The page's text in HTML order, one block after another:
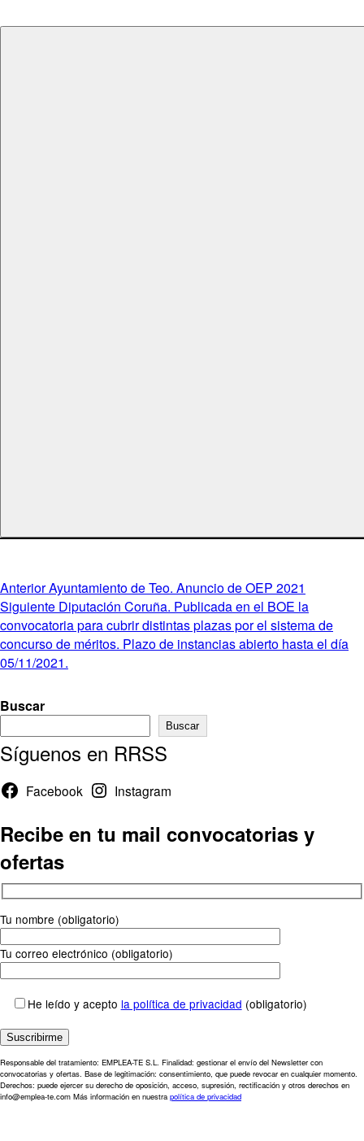
Navegación
de
entradas
AnteriorEntrada
anterior:
Ayuntamiento de Teo. Anuncio de OEP 2021
Siguiente Entrada
siguiente:
Diputación Coruña. Publicada en el BOE la
convocatoria para cubrir distintas plazas por el sistema de
concurso de méritos. Plazo de instancias abierto hasta el día
05/11/2021.
Buscar
Buscar
Síguenos en RRSS
Facebook Instagram
Recibe en tu mail convocatorias y
ofertas
Tu nombre (obligatorio)
Tu correo electrónico (obligatorio)
He leído y acepto la política de privacidad (obligatorio)
Responsable del tratamiento: EMPLEA-TE S.L. Finalidad: gestionar el envío del Newsletter con
convocatorias y ofertas. Base de legitimación: consentimiento, que puede revocar en cualquier momento.
Derechos: puede ejercer su derecho de oposición, acceso, supresión, rectificación y otros derechos en
info@emplea-te.com Más información en nuestra política de privacidad